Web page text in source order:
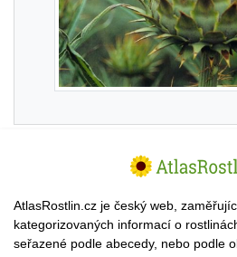
AtlasRostlin.cz je český web,
kategorizovaných informací o
seřazené podle abecedy, nebo podle